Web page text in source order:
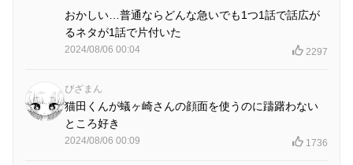
おかしい…普通ならどんな急いでも1つ1話で話広が
るネタが1話で片付いた
2024/08/06 00:04 2297
ぴざまん
猫田くんが蟻ヶ崎さんの顔面を使うのに躊躇わない
ところ好き
2024/08/06 00:09 1736